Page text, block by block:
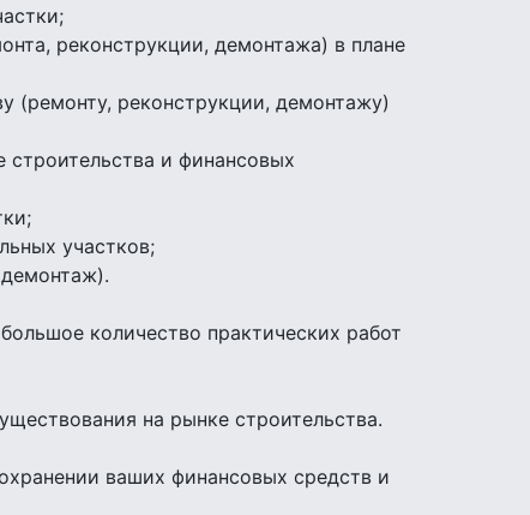
реконструкции, демонтажа) в плане
(ремонту, реконструкции, демонтажу)
строительства и финансовых
участков;
количество практических работ
на рынке строительства.
ваших финансовых средств и